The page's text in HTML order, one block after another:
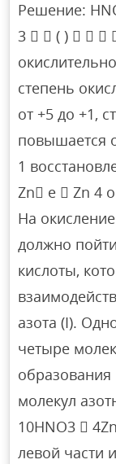
Решение:
3   ( )   
степень
от +5 до +1,
повышается
1
Zn e  Zn 4
На
должно
кислоты,
азота (I).
четыре
молекул
10HNO3 
левой части